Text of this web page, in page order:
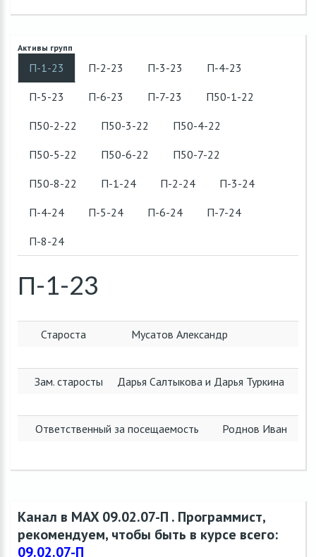
Активы групп
П-1-23 П-2-23 П-3-23 П-4-23
П-5-23 П-6-23 П-7-23 П50-1-22
П50-2-22 П50-3-22 П50-4-22
П50-5-22 П50-6-22 П50-7-22
П50-8-22 П-1-24 П-2-24 П-3-24
П-4-24 П-5-24 П-6-24 П-7-24
П-8-24
П-1-23
Староста Мусатов Александр
Зам. старосты Дарья Салтыкова и Дарья Туркина
Ответственный за посещаемость Роднов Иван
Канал в MAX 09.02.07-П . Программист,
рекомендуем, чтобы быть в курсе всего:
09.02.07-П